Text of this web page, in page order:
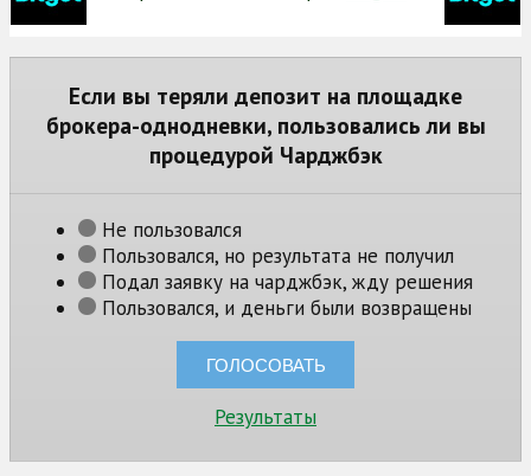
Если вы теряли депозит на площадке
брокера-однодневки, пользовались ли вы
процедурой Чарджбэк
Не пользовался
Пользовался, но результата не получил
Подал заявку на чарджбэк, жду решения
Пользовался, и деньги были возвращены
Результаты